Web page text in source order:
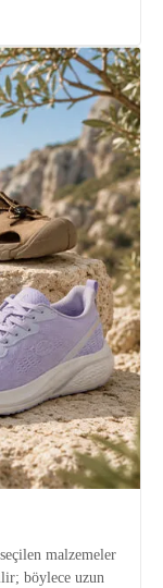
malzemeler
böylece uzun